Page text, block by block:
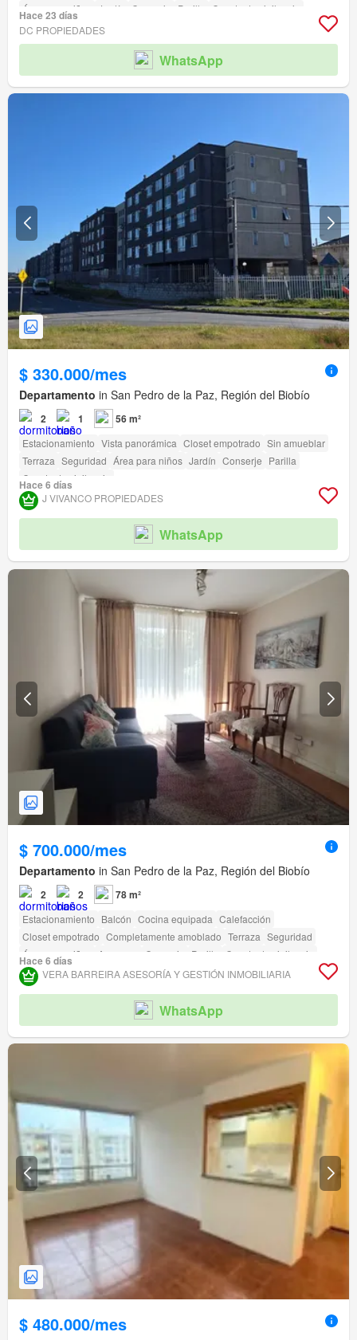
Área para niños
Jardín Conserje Parilla Caseta de vigilancia
Hace 23 días
DC PROPIEDADES
WhatsApp
$ 330.000/mes
Departamento in San Pedro de la Paz, Región del Biobío
2 1 56 m²
Estacionamiento Vista panorámica Closet empotrado Sin amueblar
Terraza Seguridad Área para niños Jardín Conserje Parilla
Caseta de vigilancia
Hace 6 días
J VIVANCO PROPIEDADES
WhatsApp
$ 700.000/mes
Departamento in San Pedro de la Paz, Región del Biobío
2 2 78 m²
Estacionamiento Balcón Cocina equipada Calefacción
Closet empotrado Completamente amoblado Terraza Seguridad
Área para niños
Ascensor Conserje Parilla Caseta de vigilancia
Hace 6 días
VERA BARREIRA ASESORÍA Y GESTIÓN INMOBILIARIA
WhatsApp
$ 480.000/mes